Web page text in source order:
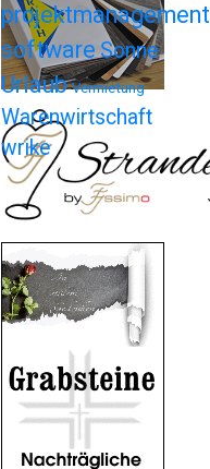
projektmanagement
softwareSonne
Urlaub Vermietung
Warenwirtschaft
wrike